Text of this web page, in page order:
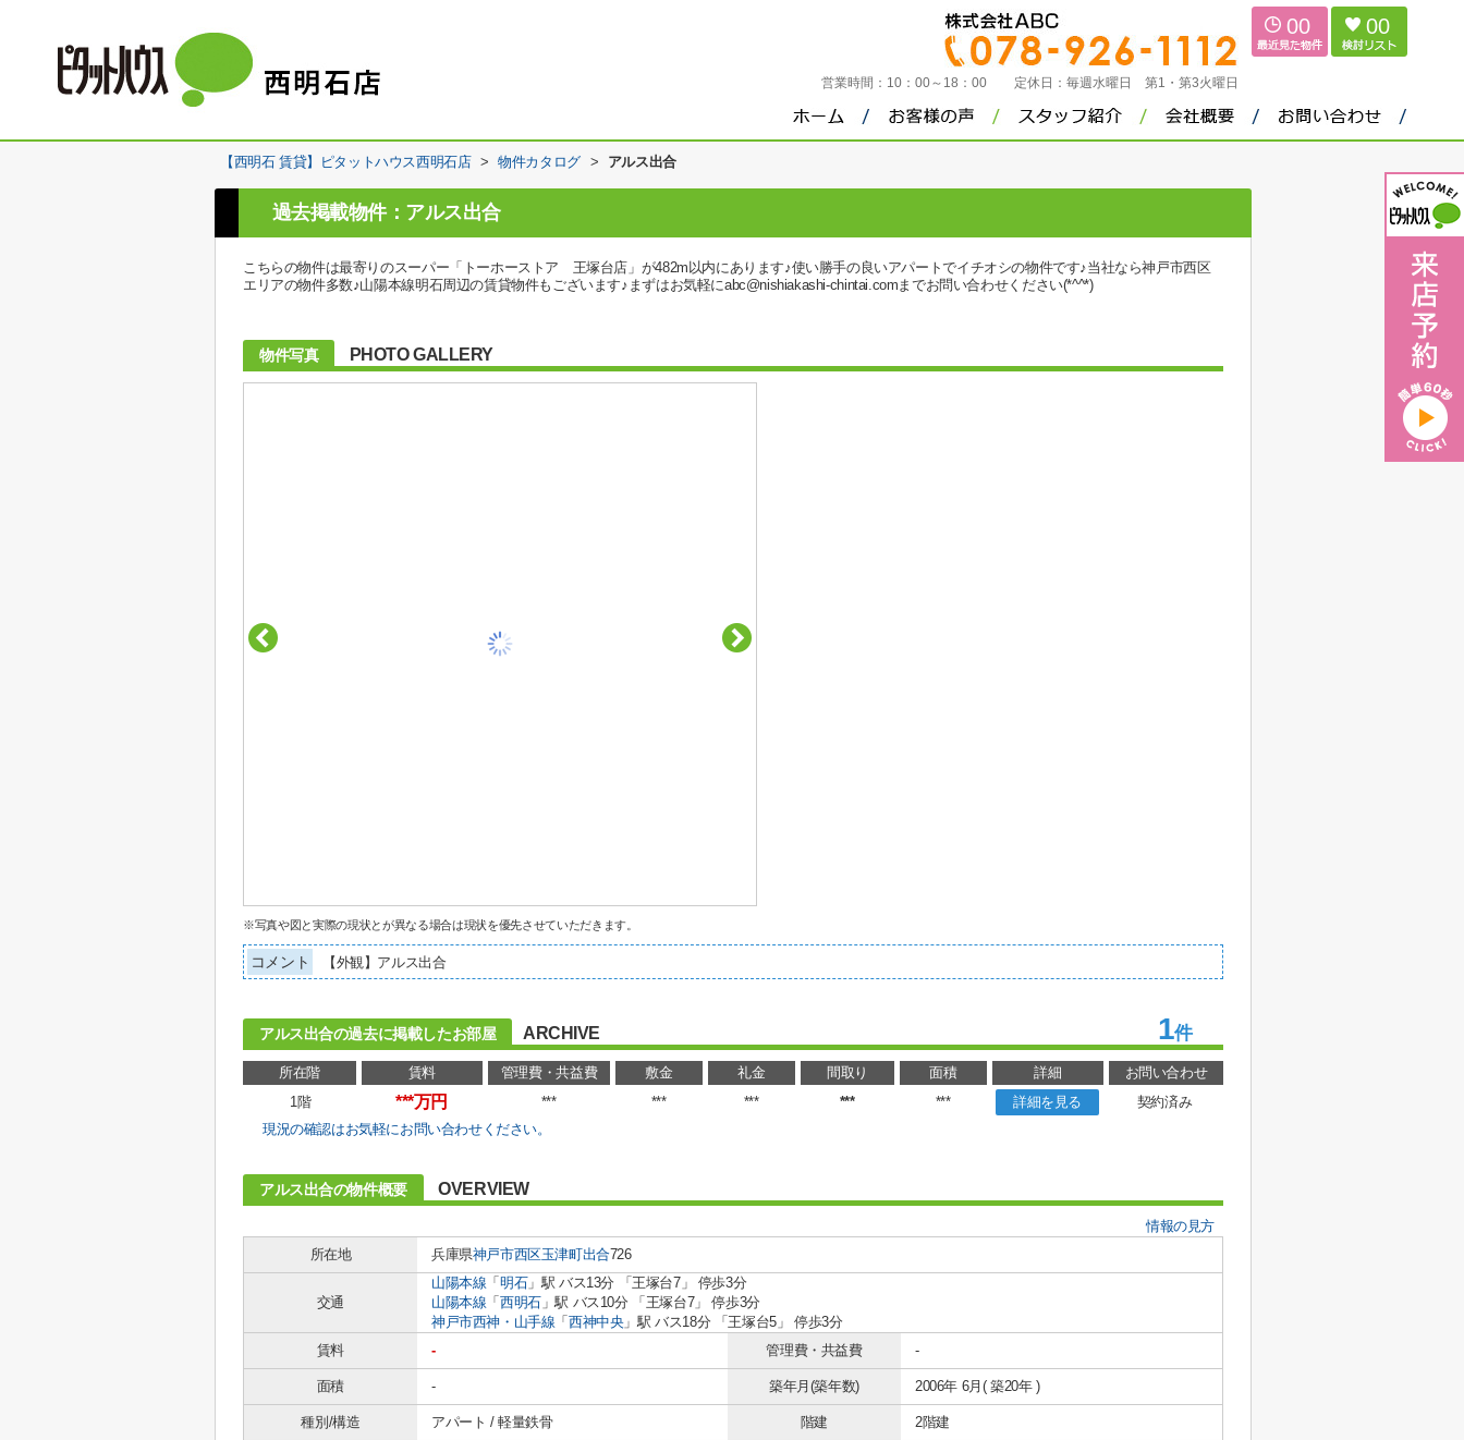
営業時間： 10：00～18：00 定休日： 毎週水曜日 第1・第3火曜日
00 00
【西明石 賃貸】ピタットハウス西明石店 > 物件カタログ > アルス出合
過去掲載物件：アルス出合
こちらの物件は最寄りのスーパー「トーホーストア 王塚台店」が482m以内にあります♪使い勝手の良いアパートでイチオシの物件です♪当社なら神戸市西区
エリアの物件多数♪山陽本線明石周辺の賃貸物件もございます♪まずはお気軽にabc@nishiakashi-chintai.comまでお問い合わせください(*^^*)
物件写真 PHOTO GALLERY
※写真や図と実際の現状とが異なる場合は現状を優先させていただきます。
コメント 【外観】アルス出合
アルス出合の過去に掲載したお部屋 ARCHIVE 1件
所在階 賃料 管理費・共益費 敷金 礼金 間取り 面積 詳細
お問い合わせ
1階
***万円 *** *** *** *** *** 詳細を見る
契約済み
現況の確認はお気軽にお問い合わせください。
アルス出合の物件概要 OVERVIEW
情報の見方
所在地
兵庫県神戸市西区玉津町出合726
交通
山陽本線 「明石」駅 バス13分 「王塚台7」 停歩3分
山陽本線 「西明石」駅 バス10分 「王塚台7」 停歩3分
神戸市西神・山手線 「西神中央」駅 バス18分 「王塚台5」 停歩3分
賃料
- 管理費・共益費 -
面積 - 築年月(築年数) 2006年 6月( 築20年 )
種別/構造 アパート / 軽量鉄骨 階建 2階建